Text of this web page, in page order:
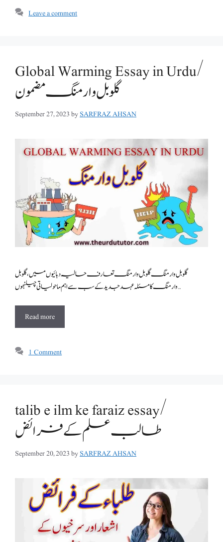
Leave a comment
Global Warming Essay in Urdu/
گلوبل وارمنگ مضمون
September 27, 2023bySARFRAZ AHSAN
گلوبل وارمنگ گلوبل وارمنگ تعارف حالیہ دہائیوں میں، گلوبل
وارمنگ کا مسئلہ عہد جدید کے سب سے اہم ماحولیاتی چیلنجوں …
Read more
1 Comment
talib e ilm ke faraiz essay/
طالب علم کے فرائض
September 20, 2023bySARFRAZ AHSAN